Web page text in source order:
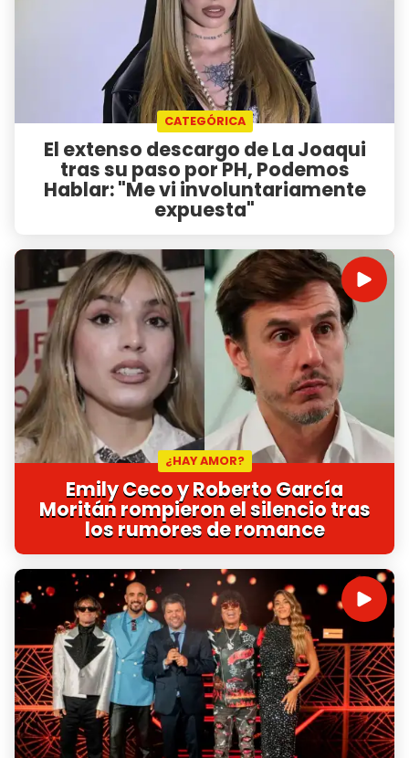
CATEGÓRICA
El extenso descargo de La Joaqui
tras su paso por PH, Podemos
Hablar: "Me vi involuntariamente
expuesta"
¿HAY AMOR?
Emily Ceco y Roberto García
Moritán rompieron el silencio tras
los rumores de romance